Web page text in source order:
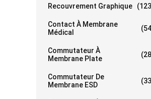
Recouvrement Graphique
Contact À Membrane
Médical
Commutateur À
Membrane Plate
Commutateur De
Membrane ESD